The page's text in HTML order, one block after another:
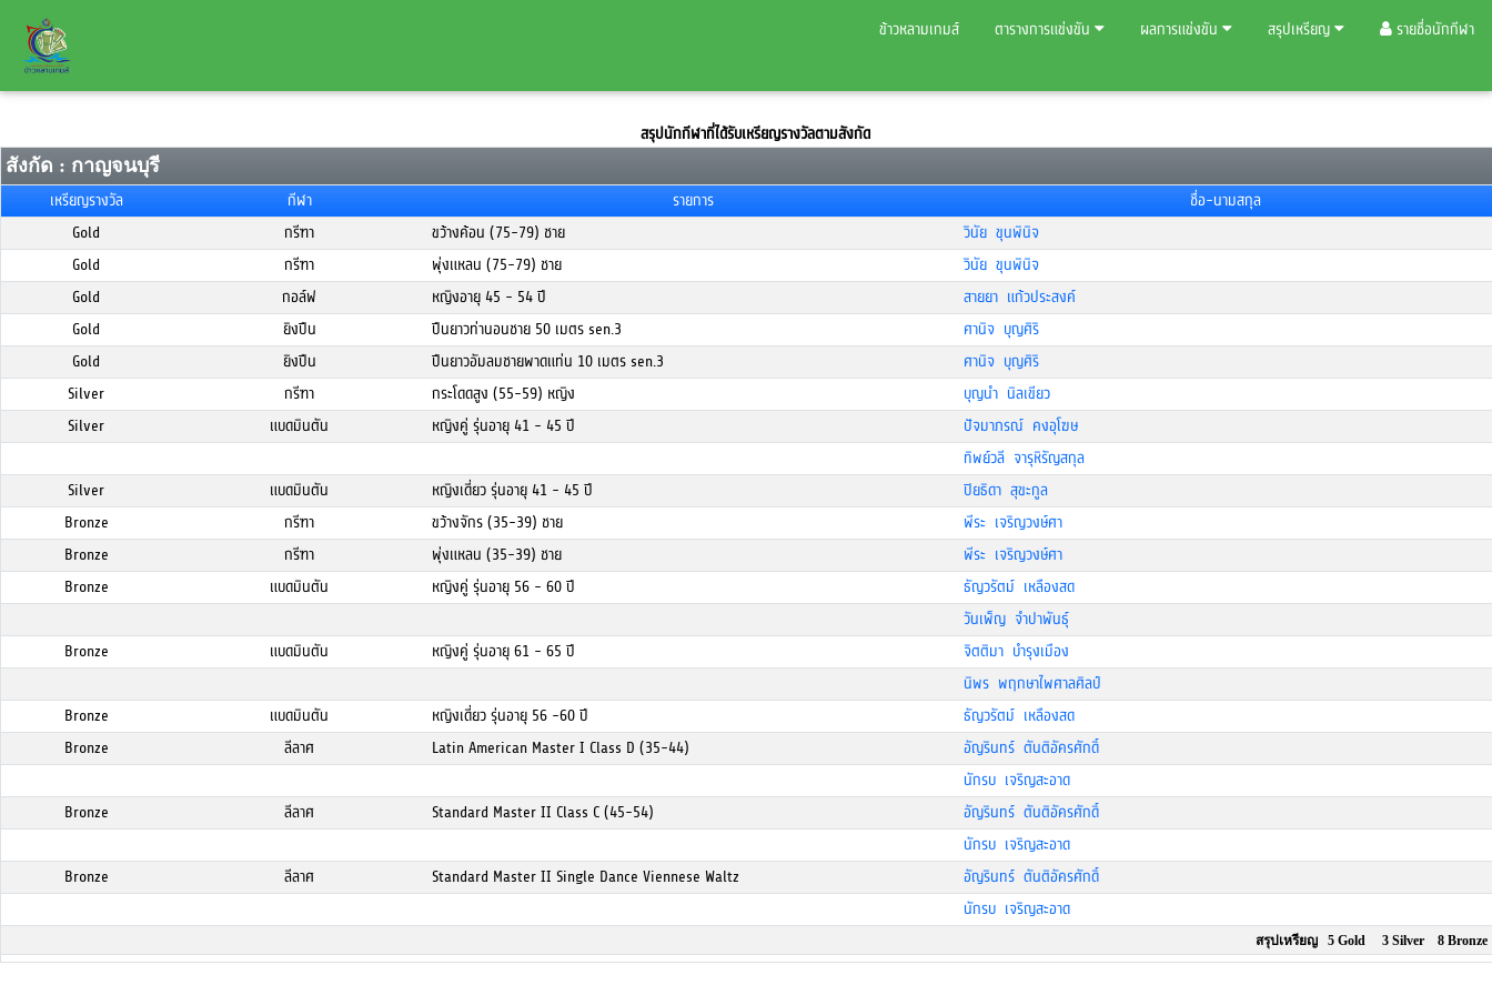
ข้าวหลามเกมส์ ตารางการแข่งขัน ผลการแข่งขัน สรุปเหรียญ รายชื่อนักกีฬา
สรุปนักกีฬาที่ได้รับเหรียญรางวัลตามสังกัด
สังกัด : กาญจนบุรี
เหรียญรางวัล กีฬา รายการ
ชื่อ-นามสกุล
Gold
กรีฑา ขว้างค้อน (75-79) ชาย
วินัย ขุนพินิจ
Gold
กรีฑา พุ่งแหลน (75-79) ชาย
วินัย ขุนพินิจ
Gold
กอล์ฟ หญิงอายุ 45 - 54 ปี
สายยา แก้วประสงค์
Gold
ยิงปืน ปืนยาวท่านอนชาย 50 เมตร sen.3
ศานิจ บุญศิริ
Gold
ยิงปืน ปืนยาวอัมลมชายพาดแท่น 10 เมตร sen.3
ศานิจ บุญศิริ
Silver
กรีฑา กระโดดสูง (55-59) หญิง
บุญนำ นิลเขียว
Silver
แบดมินตัน หญิงคู่ รุ่นอายุ 41 - 45 ปี
ปัจมาภรณ์ คงอุโฆษ
ทิพย์วลี จารุหิรัญสกุล
Silver
แบดมินตัน หญิงเดี่ยว รุ่นอายุ 41 - 45 ปี
ปิยธิดา สุขะกูล
Bronze
กรีฑา ขว้างจักร (35-39) ชาย
พีระ เจริญวงษ์ศา
Bronze
กรีฑา พุ่งแหลน (35-39) ชาย
พีระ เจริญวงษ์ศา
Bronze
แบดมินตัน หญิงคู่ รุ่นอายุ 56 - 60 ปี
ธัญวรัตม์ เหลืองสด
วันเพ็ญ จำปาพันธุ์
Bronze
แบดมินตัน หญิงคู่ รุ่นอายุ 61 - 65 ปี
จิตติมา บำรุงเมือง
นิพร พฤกษาไพศาลศิลป์
Bronze
แบดมินตัน หญิงเดี่ยว รุ่นอายุ 56 -60 ปี
ธัญวรัตม์ เหลืองสด
Bronze
ลีลาศ Latin American Master I Class D (35-44)
อัญรินทร์ ตันติอัครศักดิ์
นักรบ เจริญสะอาด
Bronze
ลีลาศ Standard Master II Class C (45-54)
อัญรินทร์ ตันติอัครศักดิ์
นักรบ เจริญสะอาด
Bronze
ลีลาศ Standard Master II Single Dance Viennese Waltz
อัญรินทร์ ตันติอัครศักดิ์
นักรบ เจริญสะอาด
สรุปเหรียญ 5 Gold 3 Silver 8 Bronze